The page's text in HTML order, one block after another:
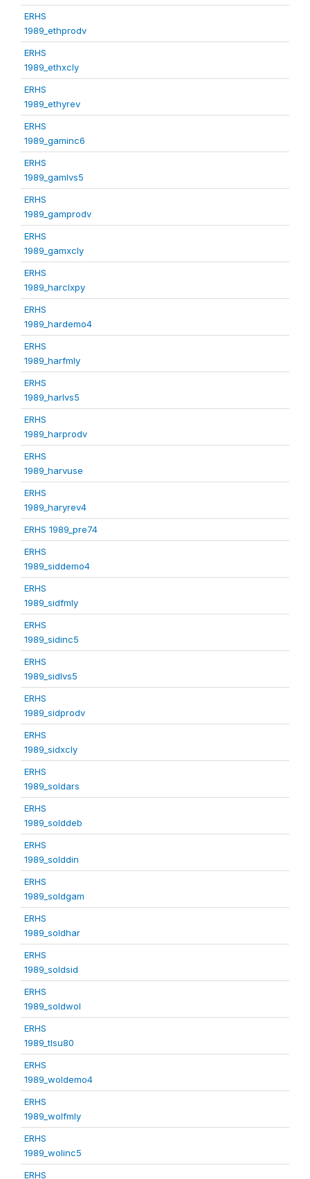
ERHS
1989_ethprodv
ERHS
1989_ethxcly
ERHS
1989_ethyrev
ERHS
1989_gaminc6
ERHS
1989_gamlvs5
ERHS
1989_gamprodv
ERHS
1989_gamxcly
ERHS
1989_harclxpy
ERHS
1989_hardemo4
ERHS
1989_harfmly
ERHS
1989_harlvs5
ERHS
1989_harprodv
ERHS
1989_harvuse
ERHS
1989_haryrev4
ERHS 1989_pre74
ERHS
1989_siddemo4
ERHS
1989_sidfmly
ERHS
1989_sidinc5
ERHS
1989_sidlvs5
ERHS
1989_sidprodv
ERHS
1989_sidxcly
ERHS
1989_soldars
ERHS
1989_solddeb
ERHS
1989_solddin
ERHS
1989_soldgam
ERHS
1989_soldhar
ERHS
1989_soldsid
ERHS
1989_soldwol
ERHS
1989_tlsu80
ERHS
1989_woldemo4
ERHS
1989_wolfmly
ERHS
1989_wolinc5
ERHS